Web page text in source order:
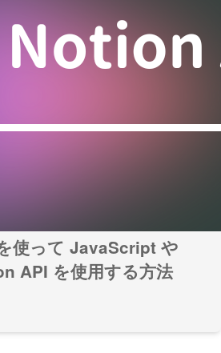
使って JavaScript や
API を使用する方法